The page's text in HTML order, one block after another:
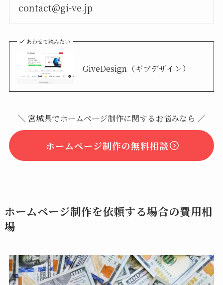
contact@gi-ve.jp
あわせて読みたい
GiveDesign（ギブデザイン）
＼ 宮城県でホームページ制作に関するお悩みなら ／
ホームページ制作の無料相談
ホームページ制作を依頼する場合の費用相
場